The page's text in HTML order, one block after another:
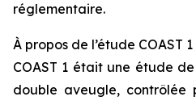
réglementaire.
À propos de l’étude COAST 1
COAST 1 était une étude
double aveugle, contrôlée